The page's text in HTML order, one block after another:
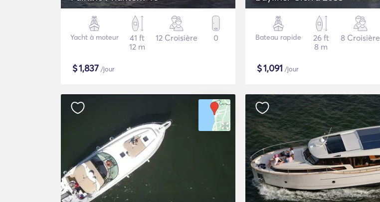
Yacht à moteur
41 ft
12 m
12 Croisière 0
$1,837 /jour
Bateau rapide
26 ft
8 m
8 Croisière
$1,091 /jour